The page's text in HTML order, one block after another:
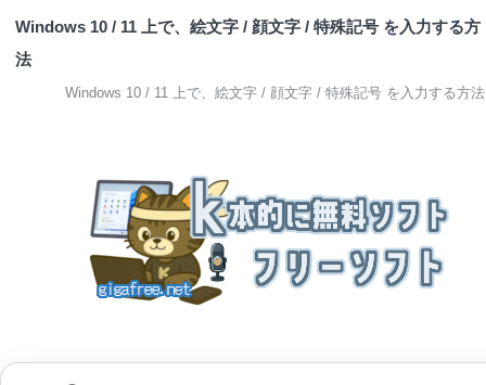
Windows 10 / 11 上で、絵文字 / 顔文字 / 特殊記号 を入力する方
法
Windows 10 / 11 上で、絵文字 / 顔文字 / 特殊記号 を入力する方法